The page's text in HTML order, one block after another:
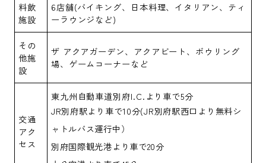
料飲
施設
6店舗(バイキング、日本料理、イタリアン、ティ
ーラウンジなど)
その
他施
設
ザ アクアガーデン、アクアビート、ボウリング
場、ゲームコーナーなど
交通
アク
セス
東九州自動車道別府I.C.より車で5分
JR別府駅より車で10分(JR別府駅西口より無料シ
ャトルバス運行中）
別府国際観光港より車で20分